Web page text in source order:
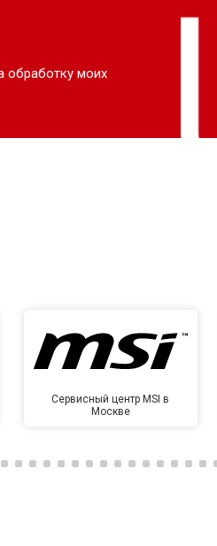
обработку моих
Сервисный центр MSI в
Москве